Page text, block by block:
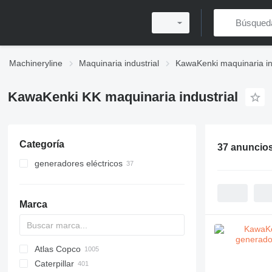
Machineryline Maquinaria industrial KawaKenki maquinaria
KawaKenki KK maquinaria industrial
Categoría
generadores eléctricos
Marca
PDS
APD
AB
Ensis
Pega
VZ
AG3
Atlas Copco
DrillAir
QAS
PDP
E-series
B-series
BM
GFS
VT
Rover
PA
Airpure
BySprint Fiber
CK
SR
Caterpillar
37